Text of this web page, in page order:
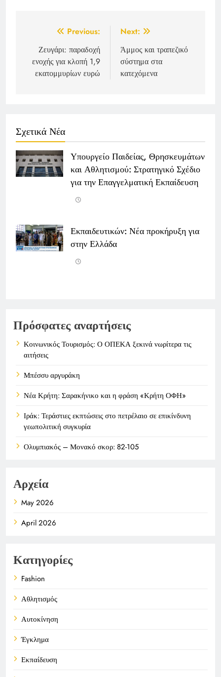
navigation
Previous:
Ζευγάρι: παραδοχή
ενοχής για κλοπή 1,9
εκατομμυρίων ευρώ
Next:
Άμμος και τραπεζικό
σύστημα στα
κατεχόμενα
Σχετικά Νέα
Υπουργείο Παιδείας, Θρησκευμάτων
και Αθλητισμού: Στρατηγικό Σχέδιο
για την Επαγγελματική Εκπαίδευση
Εκπαιδευτικών: Νέα προκήρυξη για
στην Ελλάδα
Πρόσφατες αναρτήσεις
Κοινωνικός Τουρισμός: Ο ΟΠΕΚΑ ξεκινά νωρίτερα τις
αιτήσεις
Μπέσσυ αργυράκη
Νέα Κρήτη: Σαρακήνικο και η φράση «Κρήτη ΟΦΗ»
Ιράκ: Τεράστιες εκπτώσεις στο πετρέλαιο σε επικίνδυνη
γεωπολιτική συγκυρία
Ολυμπιακός – Μονακό σκορ: 82-105
Αρχεία
May 2026
April 2026
Κατηγορίες
Fashion
Αθλητισμός
Αυτοκίνηση
Έγκλημα
Εκπαίδευση